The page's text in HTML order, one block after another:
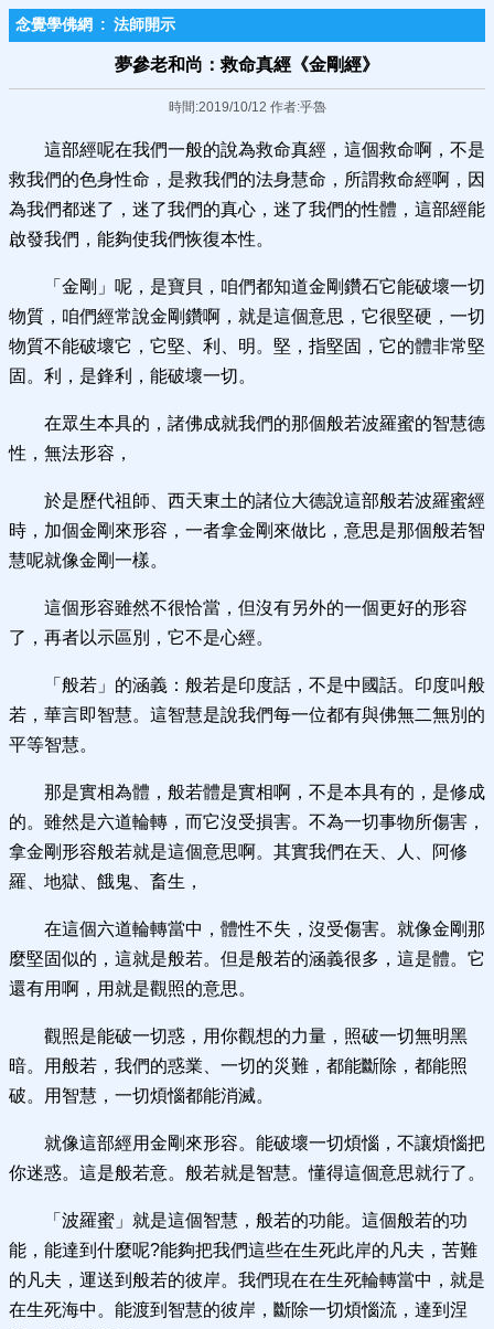
念覺學佛網 : 法師開示
夢參老和尚：救命真經《金剛經》
時間:2019/10/12 作者:乎魯
這部經呢在我們一般的說為救命真經，這個救命啊，不是
救我們的色身性命，是救我們的法身慧命，所謂救命經啊，因
為我們都迷了，迷了我們的真心，迷了我們的性體，這部經能
啟發我們，能夠使我們恢復本性。
「金剛」呢，是寶貝，咱們都知道金剛鑽石它能破壞一切
物質，咱們經常說金剛鑽啊，就是這個意思，它很堅硬，一切
物質不能破壞它，它堅、利、明。堅，指堅固，它的體非常堅
固。利，是鋒利，能破壞一切。
在眾生本具的，諸佛成就我們的那個般若波羅蜜的智慧德
性，無法形容，
於是歷代祖師、西天東土的諸位大德說這部般若波羅蜜經
時，加個金剛來形容，一者拿金剛來做比，意思是那個般若智
慧呢就像金剛一樣。
這個形容雖然不很恰當，但沒有另外的一個更好的形容
了，再者以示區別，它不是心經。
「般若」的涵義：般若是印度話，不是中國話。印度叫般
若，華言即智慧。這智慧是說我們每一位都有與佛無二無別的
平等智慧。
那是實相為體，般若體是實相啊，不是本具有的，是修成
的。雖然是六道輪轉，而它沒受損害。不為一切事物所傷害，
拿金剛形容般若就是這個意思啊。其實我們在天、人、阿修
羅、地獄、餓鬼、畜生，
在這個六道輪轉當中，體性不失，沒受傷害。就像金剛那
麼堅固似的，這就是般若。但是般若的涵義很多，這是體。它
還有用啊，用就是觀照的意思。
觀照是能破一切惑，用你觀想的力量，照破一切無明黑
暗。用般若，我們的惑業、一切的災難，都能斷除，都能照
破。用智慧，一切煩惱都能消滅。
就像這部經用金剛來形容。能破壞一切煩惱，不讓煩惱把
你迷惑。這是般若意。般若就是智慧。懂得這個意思就行了。
「波羅蜜」就是這個智慧，般若的功能。這個般若的功
能，能達到什麼呢?能夠把我們這些在生死此岸的凡夫，苦難
的凡夫，運送到般若的彼岸。我們現在在生死輪轉當中，就是
在生死海中。能渡到智慧的彼岸，斷除一切煩惱流，達到涅